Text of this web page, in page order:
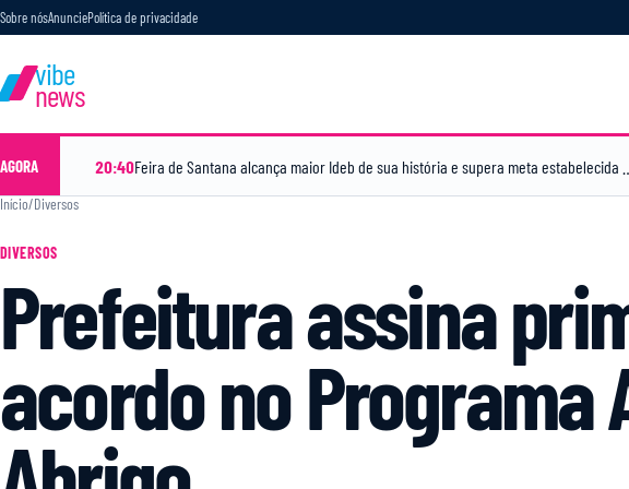
Sobre nósAnunciePolítica de privacidade
vibe
news
AGORA 20:40
Início/Diversos
DIVERSOS
Prefeitura assina
acordo no Programa